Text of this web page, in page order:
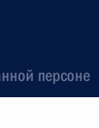
персоне